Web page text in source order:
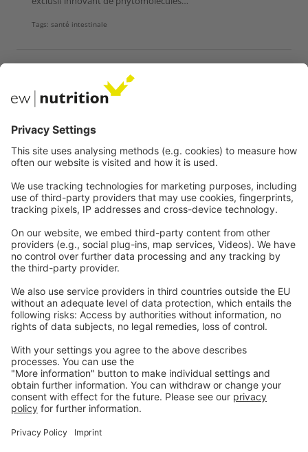
Tags:santé intestinale
EW Biotech
Les communications
Imprint
Politique de confidentialité
GTC
Nouscontacter
info@ew-nutrition.com